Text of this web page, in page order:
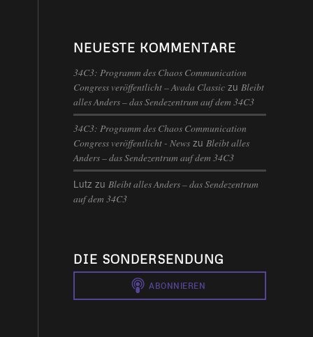
NEUESTE KOMMENTARE
34C3: Programm des Chaos Communication
Congress veröffentlicht – Avada Classic zuBleibt
alles Anders – das Sendezentrum auf dem 34C3
34C3: Programm des Chaos Communication
Congress veröffentlicht - News zuBleibt alles
Anders – das Sendezentrum auf dem 34C3
Lutz zuBleibt alles Anders – das Sendezentrum
auf dem 34C3
DIE SONDERSENDUNG